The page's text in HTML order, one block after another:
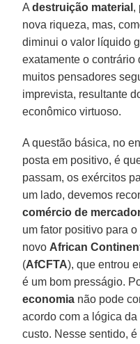
Adestruição material ,
nova riqueza, mas,
diminui o valor líquido
exatamente o contrário
muitos pensadores
imprevista, resultante
econômico virtuoso.
A questão básica, no
posta em positivo, é
passam, os exércitos
um lado, devemos
comércio de
um fator positivo para
novo African
(AfCFTA), que entrou
é um bom presságio.
economia não pode
acordo com a lógica da
custo. Nesse sentido,